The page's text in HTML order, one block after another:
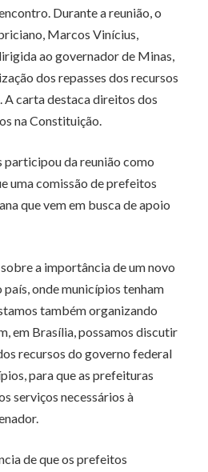
Durante a reunião, o
Marcos Vinícius,
ao governador de Minas,
dos repasses dos recursos
A carta destaca direitos dos
na Constituição.
participou da reunião como
uma comissão de prefeitos
que vem em busca de apoio
a importância de um novo
onde municípios tenham
também organizando
em Brasília, possamos discutir
recursos do governo federal
para que as prefeituras
serviços necessários à
de que os prefeitos